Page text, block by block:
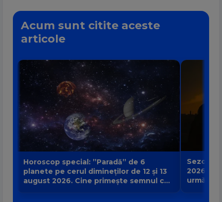
Acum sunt citite aceste
articole
Horoscop special: ”Paradă” de 6
planete pe cerul dimineților de 12 și 13
august 2026. Cine primește semnul că
Sezonul
2026
urmă și